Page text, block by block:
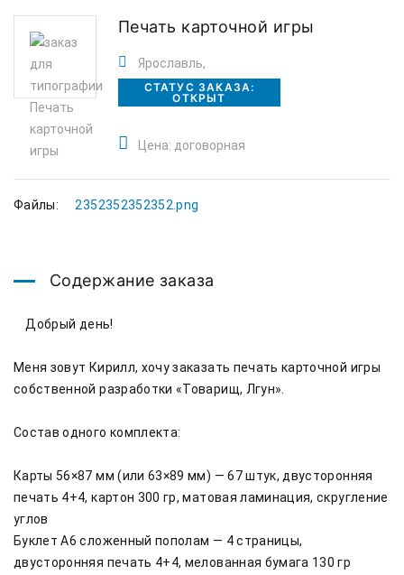
Печать карточной игры
Ярославль,
СТАТУС ЗАКАЗА:
ОТКРЫТ
Цена: договорная
Файлы: 2352352352352.png
Содержание заказа
Меня зовут Кирилл, хочу заказать печать карточной игры
собственной разработки «Товарищ, Лгун».
Состав одного комплекта:
Карты 56×87 мм (или 63×89 мм) — 67 штук, двусторонняя
печать 4+4, картон 300 гр, матовая ламинация, скругление
углов
Буклет А6 сложенный пополам — 4 страницы,
двусторонняя печать 4+4, мелованная бумага 130 гр